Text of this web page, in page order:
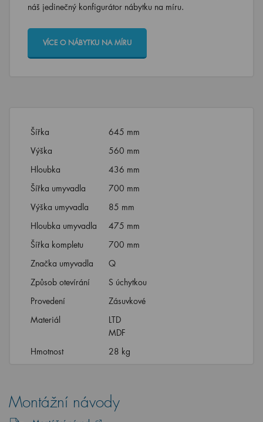
náš jedinečný konfigurátor nábytku na míru.
VÍCE O NÁBYTKU NA MÍRU
Šířka
645 mm
Výška
560 mm
Hloubka
436 mm
Šířka umyvadla
700 mm
Výška umyvadla
85 mm
Hloubka umyvadla
475 mm
Šířka kompletu
700 mm
Značka umyvadla
Q
Způsob otevírání
S úchytkou
Provedení
Zásuvkové
Materiál
LTD
MDF
Hmotnost
28 kg
Montážní návody